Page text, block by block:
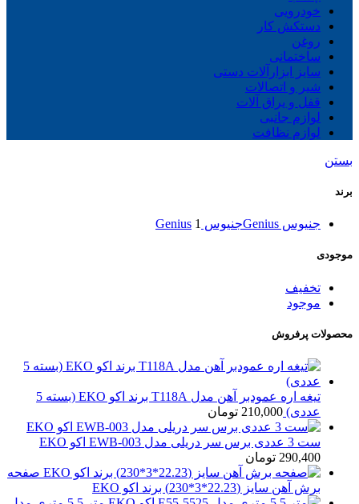
خودرویی
دستکش کار
روغن
ساختمانی
سایز ابزارآلات دستی
شیر و اتصالات
قفل و یراق آلات
لوازم جانبی
لوازم نظافت
بستن
برند
جنیوس Genius جنیوس Genius 1
موجودی
تخفیف
موجود
محصولات پرفروش
تیغه اره عمودبر آهن مدل T118A برند اکو EKO (بسته 5
عددی) 210,000 تومان
ست 3 عددی برس سر دریلی مدل EWB-003 اکو EKO
290,400 تومان
صفحه
برش آهن سایز (22.23*3*230) برند اکو EKO